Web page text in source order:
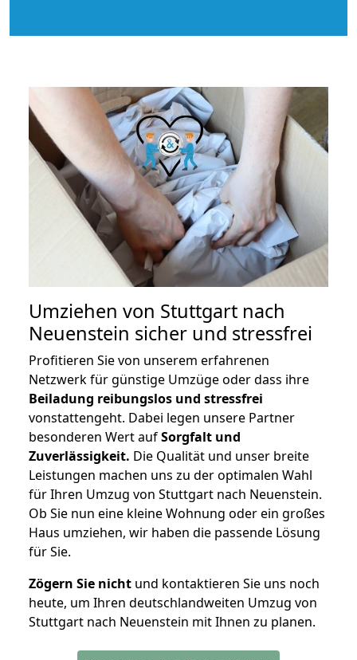
Umziehen von Stuttgart nach
Neuenstein sicher und stressfrei
Profitieren Sie von unserem erfahrenen
Netzwerk für günstige Umzüge oder dass ihre
Beiladung reibungslos und stressfrei
vonstattengeht. Dabei legen unsere Partner
besonderen Wert aufSorgfalt und
Zuverlässigkeit. Die Qualität und unser breite
Leistungen machen uns zu der optimalen Wahl
für Ihren Umzug von Stuttgart nach Neuenstein.
Ob Sie nun eine kleine Wohnung oder ein großes
Haus umziehen, wir haben die passende Lösung
für Sie.
Zögern Sie nicht und kontaktieren Sie uns noch
heute, um Ihren deutschlandweiten Umzug von
Stuttgart nach Neuenstein mit Ihnen zu planen.